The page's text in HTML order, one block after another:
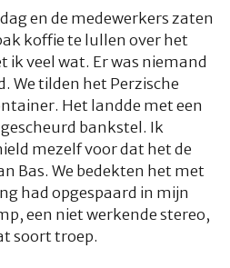
en de medewerkers zaten
koffie te lullen over het
ik veel wat. Er was niemand
We tilden het Perzische
Het landde met een
bankstel. Ik
mezelf voor dat het de
Bas. We bedekten het met
had opgespaard in mijn
een niet werkende stereo,
soort troep.